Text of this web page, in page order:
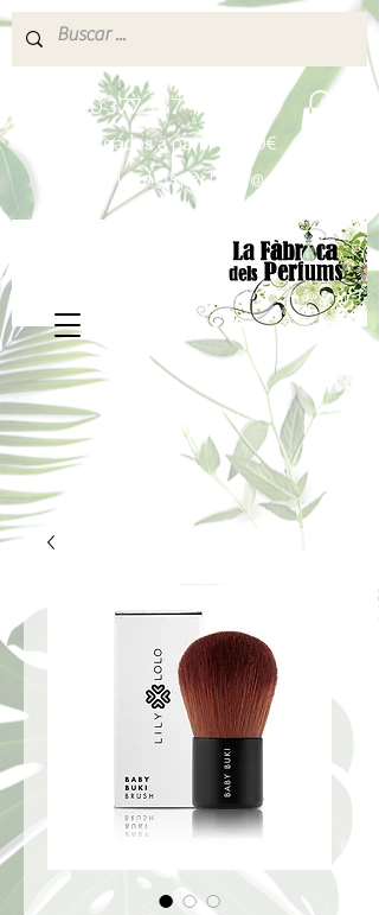
640 377 187
Portes pagados a partir de 80€
lafabricadelsperfums@gmail.com